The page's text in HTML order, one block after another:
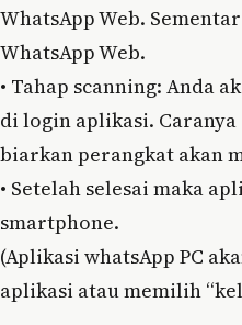
WhatsApp Web.
WhatsApp Web.
• Tahap scanning: Anda
di login aplikasi.
biarkan perangkat akan
• Setelah selesai maka
smartphone.
(Aplikasi whatsApp PC
aplikasi atau memilih